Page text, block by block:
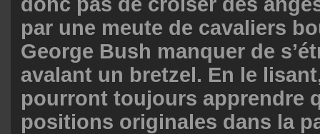
par une meute de cavaliers
George Bush manquer de
avalant un bretzel. En le
pourront toujours apprendre
positions originales dans la